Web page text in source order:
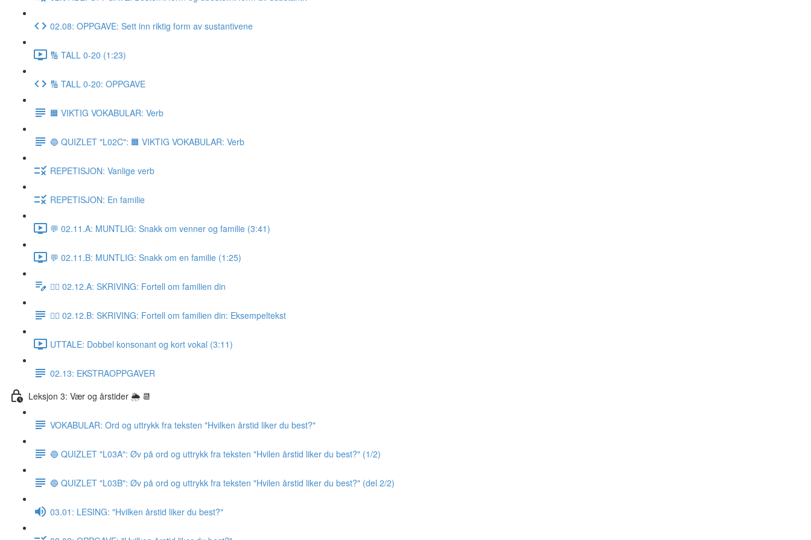
02.08: OPPGAVE: Sett inn riktig form av sustantivene
🔢 TALL 0-20 (1:23)
🔢 TALL 0-20: OPPGAVE
🟧 VIKTIG VOKABULAR: Verb
🔵 QUIZLET "L02C": 🟧 VIKTIG VOKABULAR: Verb
REPETISJON: Vanlige verb
REPETISJON: En familie
💬 02.11.A: MUNTLIG: Snakk om venner og familie (3:41)
💬 02.11.B: MUNTLIG: Snakk om en familie (1:25)
✍🏼 02.12.A: SKRIVING: Fortell om familien din
✍🏼 02.12.B: SKRIVING: Fortell om familien din: Eksempeltekst
UTTALE: Dobbel konsonant og kort vokal (3:11)
02.13: EKSTRAOPPGAVER
Leksjon 3: Vær og årstider 🌦 📆
VOKABULAR: Ord og uttrykk fra teksten "Hvilken årstid liker du best?"
🔵 QUIZLET "L03A": Øv på ord og uttrykk fra teksten "Hvilen årstid liker du best?" (1/2)
🔵 QUIZLET "L03B": Øv på ord og uttrykk fra teksten "Hvilen årstid liker du best?" (del 2/2)
03.01: LESING: "Hvilken årstid liker du best?"